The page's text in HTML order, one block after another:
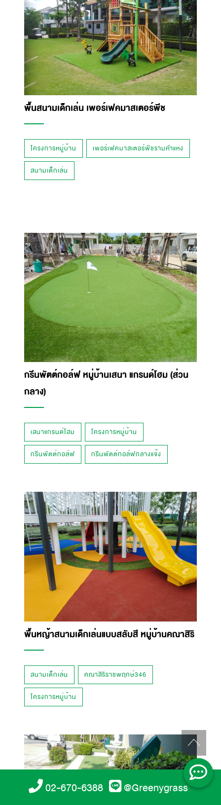
พื้นสนามเด็กเล่น เพอร์เฟคมาสเตอร์พีช
โครงการหมู่บ้าน เพอร์เฟคมาสเตอร์พีชรามคำแหง
สนามเด็กเล่น
กรีนพัตต์กอล์ฟ หมู่บ้านเสนา แกรนด์โฮม (ส่วน
กลาง)
เสนาแกรนด์โฮม โครงการหมู่บ้าน
กรีนพัตต์กอล์ฟ กรีนพัตต์กอล์ฟกลางแจ้ง
พื้นหญ้าสนามเด็กเล่นแบบสลับสี หมู่บ้านคณาสิริ
สนามเด็กเล่น คณาสิริราชพฤกษ์346
โครงการหมู่บ้าน
02-670-6388 @Greenygrass